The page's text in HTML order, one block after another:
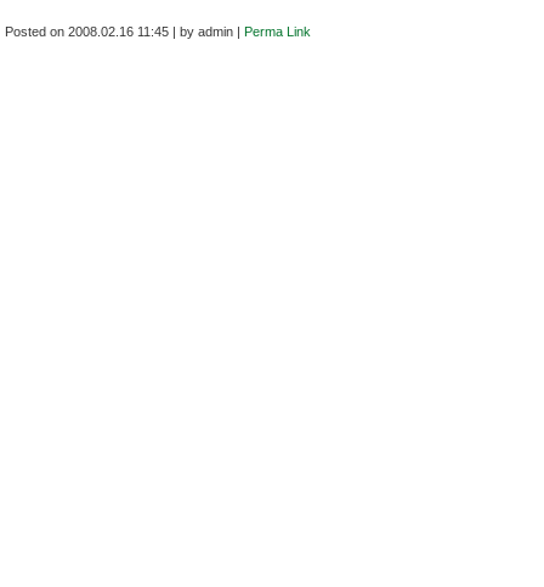
Posted on 2008.02.16 11:45 | by admin | Perma Link